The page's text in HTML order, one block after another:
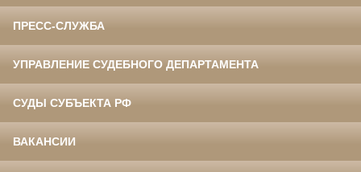
ПРЕСС-СЛУЖБА
УПРАВЛЕНИЕ СУДЕБНОГО ДЕПАРТАМЕНТА
СУДЫ СУБЪЕКТА РФ
ВАКАНСИИ